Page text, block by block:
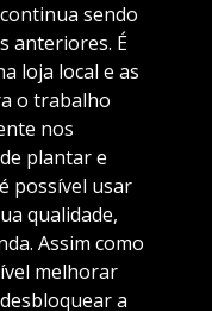
sendo
anteriores. É
loja local e as
o trabalho
nos
plantar e
possível usar
qualidade,
Assim como
melhorar
a